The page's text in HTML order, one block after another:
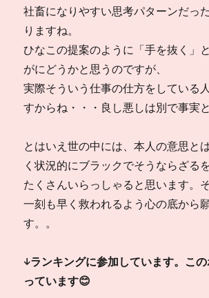
社畜になりやすい思考パターンだっ
りますね。
ひなこの提案のように「手を抜く」
がにどうかと思うのですが、
実際そういう仕事の仕方をしている
すからね・・・良し悪しは別で事実と
とはいえ世の中には、本人の意思と
く状況的にブラックでそうならざる
たくさんいらっしゃると思います。
一刻も早く救われるよう心の底から
す。。
↓ランキングに参加しています。こ
っています😊